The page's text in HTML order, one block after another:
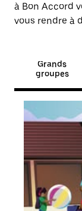
à Bon Accord
vous rendre à
Grands
groupes